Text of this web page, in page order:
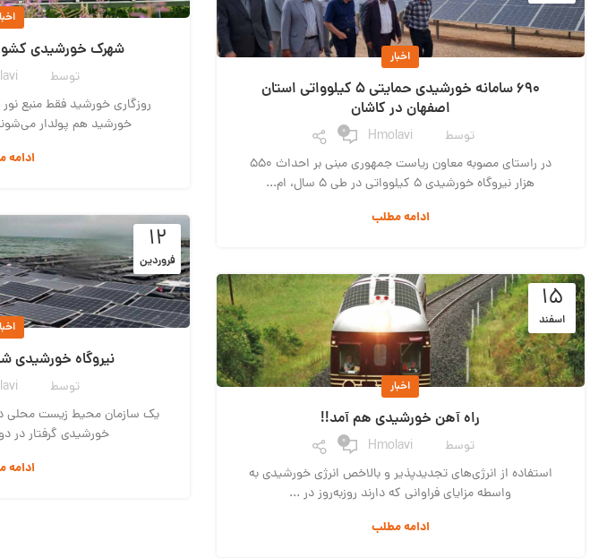
شهرک خورشیدی کشور را 3 ساعته
توسط
روزگاری خورشید فقط منبع نور
خورشید هم پولدار
ادامه
اخبار
690 سامانه خورشیدی حمایتی 5 کیلوواتی استان
اصفهان در کاشان
توسط Hmolavi
0
در راستای مصوبه معاون ریاست جمهوری مبنی بر احداث ۵۵۰
هزار نیروگاه خورشیدی ۵ کیلوواتی در طی 5 سال، ام...
ادامه مطلب
۱۲
فروردین
نیروگاه خورشیدی
توسط
یک سازمان محیط زیست محلی
خورشیدی گرفتار در
ادامه
۱۵
اسفند
اخبار
راه آهن خورشیدی هم آمد!!
توسط Hmolavi
0
استفاده از انرژی‌های تجدیدپذیر و بالاخص انرژی خورشیدی به
واسطه مزایای فراوانی که دارند روزبه‌روز در ...
ادامه مطلب